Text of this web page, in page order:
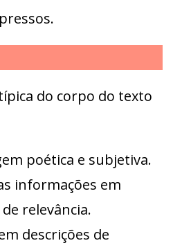
do corpo do texto
poética e subjetiva.
informações em
relevância.
descrições de